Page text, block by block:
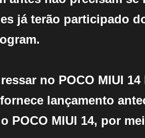
já terão participado
no POCO MIUI
lançamento
POCO MIUI 14, por